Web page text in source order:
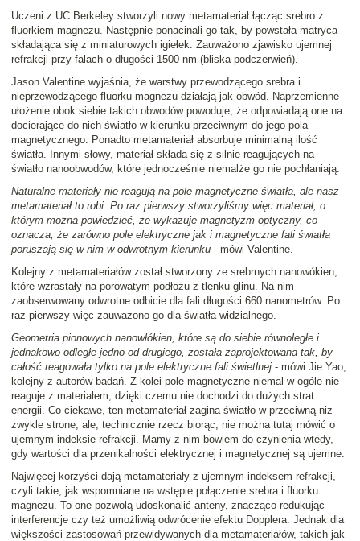
Uczeni z UC Berkeley stworzyli nowy metamateriał łącząc srebro z
fluorkiem magnezu. Następnie ponacinali go tak, by powstała matryca
składająca się z miniaturowych igiełek. Zauważono zjawisko ujemnej
refrakcji przy falach o długości 1500 nm (bliska podczerwień).
Jason Valentine wyjaśnia, że warstwy przewodzącego srebra i
nieprzewodzącego fluorku magnezu działają jak obwód. Naprzemienne
ułożenie obok siebie takich obwodów powoduje, że odpowiadają one na
docierające do nich światło w kierunku przeciwnym do jego pola
magnetycznego. Ponadto metamateriał absorbuje minimalną ilość
światła. Innymi słowy, materiał składa się z silnie reagujących na
światło nanoobwodów, które jednocześnie niemalże go nie pochłaniają.
Naturalne materiały nie reagują na pole magnetyczne światła, ale nasz
metamateriał to robi. Po raz pierwszy stworzyliśmy więc materiał, o
którym można powiedzieć, że wykazuje magnetyzm optyczny, co
oznacza, że zarówno pole elektryczne jak i magnetyczne fali światła
poruszają się w nim w odwrotnym kierunku - mówi Valentine.
Kolejny z metamateriałów został stworzony ze srebrnych nanowókien,
które wzrastały na porowatym podłożu z tlenku glinu. Na nim
zaobserwowany odwrotne odbicie dla fali długości 660 nanometrów. Po
raz pierwszy więc zauważono go dla światła widzialnego.
Geometria pionowych nanowłókien, które są do siebie równoległe i
jednakowo odległe jedno od drugiego, została zaprojektowana tak, by
całość reagowała tylko na pole elektryczne fali świetlnej - mówi Jie Yao,
kolejny z autorów badań. Z kolei pole magnetyczne niemal w ogóle nie
reaguje z materiałem, dzięki czemu nie dochodzi do dużych strat
energii. Co ciekawe, ten metamateriał zagina światło w przeciwną niż
zwykle strone, ale, technicznie rzecz biorąc, nie można tutaj mówić o
ujemnym indeksie refrakcji. Mamy z nim bowiem do czynienia wtedy,
gdy wartości dla przenikalności elektrycznej i magnetycznej są ujemne.
Najwięcej korzyści dają metamateriały z ujemnym indeksem refrakcji,
czyli takie, jak wspomniane na wstępie połączenie srebra i fluorku
magnezu. To one pozwolą udoskonalić anteny, znacząco redukując
interferencje czy też umożliwią odwrócenie efektu Dopplera. Jednak dla
większości zastosowań przewidywanych dla metamateriałów, takich jak